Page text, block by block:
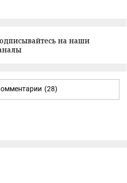
на наши
(28)